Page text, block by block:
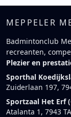
MEPPELER
Badmintonclub
recreanten,
Plezier en
Sporthal
Zuiderlaan 197,
Sportzaal Het Erf
Atalanta 1, 7943